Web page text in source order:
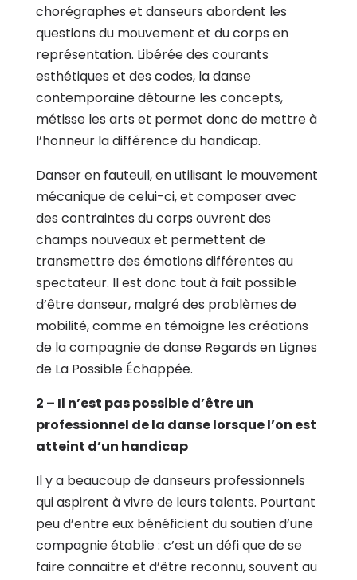
chorégraphes et danseurs abordent les
questions du mouvement et du corps en
représentation. Libérée des courants
esthétiques et des codes, la danse
contemporaine détourne les concepts,
métisse les arts et permet donc de mettre à
l’honneur la différence du handicap.
Danser en fauteuil, en utilisant le mouvement
mécanique de celui-ci, et composer avec
des contraintes du corps ouvrent des
champs nouveaux et permettent de
transmettre des émotions différentes au
spectateur. Il est donc tout à fait possible
d’être danseur, malgré des problèmes de
mobilité, comme en témoigne les créations
de la compagnie de danse Regards en Lignes
de La Possible Échappée.
2 – Il n’est pas possible d’être un
professionnel de la danse lorsque l’on est
atteint d’un handicap
Il y a beaucoup de danseurs professionnels
qui aspirent à vivre de leurs talents. Pourtant
peu d’entre eux bénéficient du soutien d’une
compagnie établie : c’est un défi que de se
faire connaitre et d’être reconnu, souvent au